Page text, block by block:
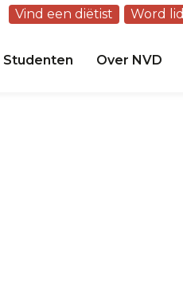
Vind een diëtist Word lid
Studenten Over NVD